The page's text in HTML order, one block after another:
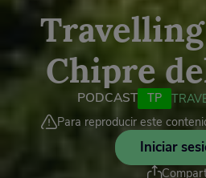
Chipre
PODCAST TP
Para reproducir este
Iniciar